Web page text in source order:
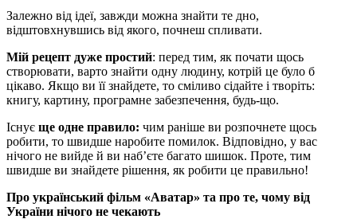
Залежно від ідеї, завжди можна знайти те дно,
відштовхнувшись від якого, почнеш спливати.
Мій рецепт дуже простий: перед тим, як почати щось
створювати, варто знайти одну людину, котрій це було б
цікаво. Якщо ви її знайдете, то сміливо сідайте і творіть:
книгу, картину, програмне забезпечення, будь-що.
Існує ще одне правило: чим раніше ви розпочнете щось
робити, то швидше наробите помилок. Відповідно, у вас
нічого не вийде й ви наб’єте багато шишок. Проте, тим
швидше ви знайдете рішення, як робити це правильно!
Про український фільм «Аватар» та про те, чому від
України нічого не чекають